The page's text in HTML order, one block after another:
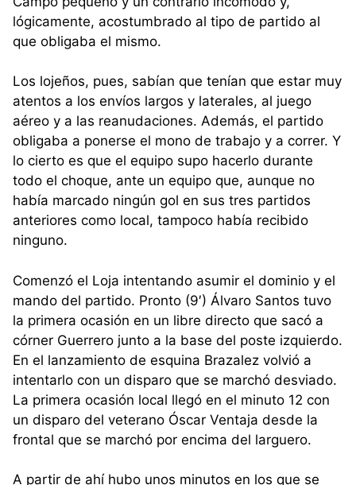
lógicamente, acostumbrado al tipo de partido al
que obligaba el mismo.
Los lojeños, pues, sabían que tenían que estar muy
atentos a los envíos largos y laterales, al juego
aéreo y a las reanudaciones. Además, el partido
obligaba a ponerse el mono de trabajo y a correr. Y
lo cierto es que el equipo supo hacerlo durante
todo el choque, ante un equipo que, aunque no
había marcado ningún gol en sus tres partidos
anteriores como local, tampoco había recibido
ninguno.
Comenzó el Loja intentando asumir el dominio y el
mando del partido. Pronto (9′) Álvaro Santos tuvo
la primera ocasión en un libre directo que sacó a
córner Guerrero junto a la base del poste izquierdo.
En el lanzamiento de esquina Brazalez volvió a
intentarlo con un disparo que se marchó desviado.
La primera ocasión local llegó en el minuto 12 con
un disparo del veterano Óscar Ventaja desde la
frontal que se marchó por encima del larguero.
A partir de ahí hubo unos minutos en los que se